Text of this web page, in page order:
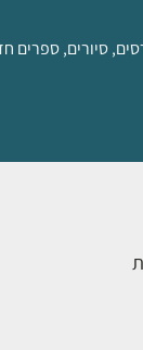
סיורים,